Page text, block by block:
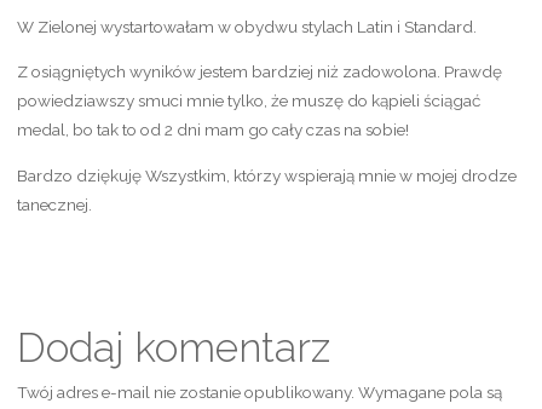
W Zielonej wystartowałam w obydwu stylach Latin i Standard.
Z osiągniętych wyników jestem bardziej niż zadowolona. Prawdę
powiedziawszy smuci mnie tylko, że muszę do kąpieli ściągać
medal, bo tak to od 2 dni mam go cały czas na sobie!
Bardzo dziękuję Wszystkim, którzy wspierają mnie w mojej drodze
tanecznej.
Dodaj komentarz
Twój adres e-mail nie zostanie opublikowany. Wymagane pola są